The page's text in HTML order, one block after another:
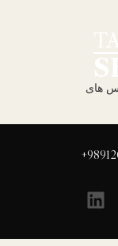
عکس های